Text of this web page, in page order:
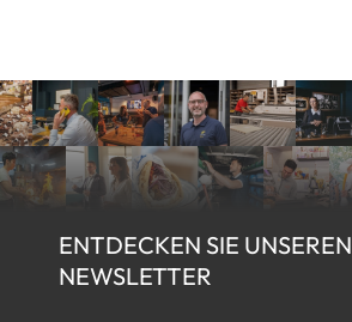
ENTDECKEN SIE UNSEREN
NEWSLETTER